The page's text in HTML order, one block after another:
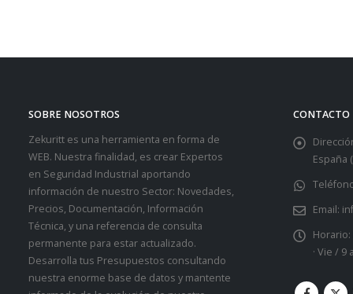
SOBRE NOSOTROS
Zekuritt es una herramienta en forma de
WEB. Nuestra finalidad, es crear Expertos
en Seguridad Industrial aportando
información de nuestro Sector: Novedades,
Precios, Documentación, Información
Técnica, y una referencia de consulta
permanente para estar actualizado.
Desarrolla tus Presupuestos consultando
nuestra enorme base de datos y mantente
CONTACTO
España
Email:
Horario:
· Vie / 9